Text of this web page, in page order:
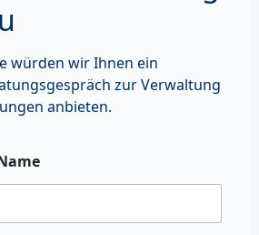
würden wir Ihnen ein
zur Verwaltung
anbieten.